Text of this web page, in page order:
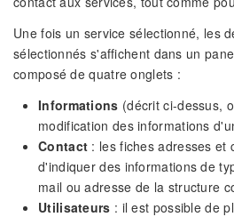
Une fois un service sélectionné, les
sélectionnés s'affichent dans un
composé de quatre onglets :
Informations (décrit ci-dessus,
modification des informations
Contact : les fiches adresses et
d'indiquer des informations de
mail ou adresse de la structure
Utilisateurs : il est possible de